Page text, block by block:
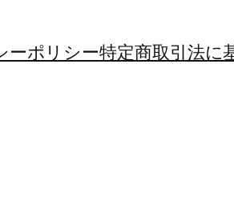
ーポリシー特定商取引法に